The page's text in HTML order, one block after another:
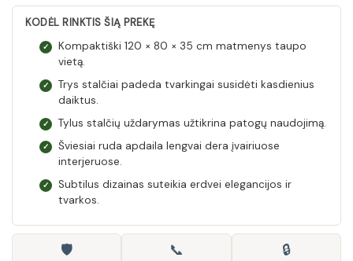
KODĖL RINKTIS ŠIĄ PREKĘ
✓
Kompaktiški 120 × 80 × 35 cm matmenys taupo
vietą.
✓
Trys stalčiai padeda tvarkingai susidėti kasdienius
daiktus.
✓ Tylus stalčių uždarymas užtikrina patogų naudojimą.
✓
Šviesiai ruda apdaila lengvai dera įvairiuose
interjeruose.
✓
Subtilus dizainas suteikia erdvei elegancijos ir
tvarkos.
🛡 📞 🔒